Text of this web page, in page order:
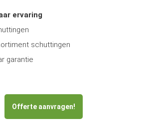
ervaring
schuttingen
garantie
Offerte aanvragen!